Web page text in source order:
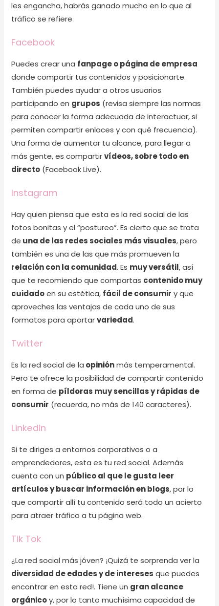
les engancha, habrás ganado mucho en lo que al
tráfico se refiere.
Facebook
Puedes crear una fanpage o página de empresa
donde compartir tus contenidos y posicionarte.
También puedes ayudar a otros usuarios
participando en grupos (revisa siempre las normas
para conocer la forma adecuada de interactuar, si
permiten compartir enlaces y con qué frecuencia).
Una forma de aumentar tu alcance, para llegar a
más gente, es compartirvídeos, sobre todo en
directo (Facebook Live).
Instagram
Hay quien piensa que esta es la red social de las
fotos bonitas y el “postureo”. Es cierto que se trata
de una de las redes sociales más visuales, pero
también es una de las que más promueven la
relación con la comunidad. Es muy versátil, así
que te recomiendo que compartas contenido muy
cuidadoen su estética, fácil de consumir y que
aproveches las ventajas de cada uno de sus
formatos para aportarvariedad.
Twitter
Es la red social de la opiniónmás temperamental.
Pero te ofrece la posibilidad de compartir contenido
en forma de píldoras muy sencillas y rápidas de
consumir (recuerda, no más de 140 caracteres).
Linkedin
Si te diriges a entornos corporativos o a
emprendedores, esta es tu red social. Además
cuenta con un público al que le gusta leer
artículos y buscar información en blogs, por lo
que compartir allí tu contenido será todo un acierto
para atraer tráfico a tu página web.
Tik Tok
¿La red social más jóven? ¡Quizá te sorprenda ver la
diversidad de edades y de intereses que puedes
encontrar en esta red!. Tiene un gran alcance
orgánicoy, por lo tanto muchísima capacidad de